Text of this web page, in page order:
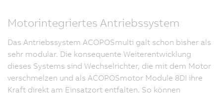
Motorintegriertes Antriebssystem
Das Antriebssystem ACOPOSmulti galt schon bisher als
sehr modular. Die konsequente Weiterentwicklung
dieses Systems sind Wechselrichter, die mit dem Motor
verschmelzen und als ACOPOSmotor Module 8DI ihre
Kraft direkt am Einsatzort entfalten. So können